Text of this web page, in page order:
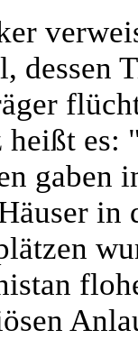
dessen
heißt es:
gaben
in